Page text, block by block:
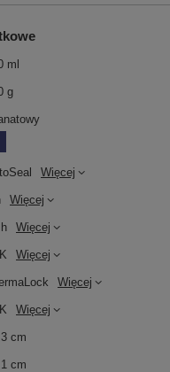
ml
g
Więcej
Więcej
Więcej
Więcej
Więcej
Więcej
cm
cm